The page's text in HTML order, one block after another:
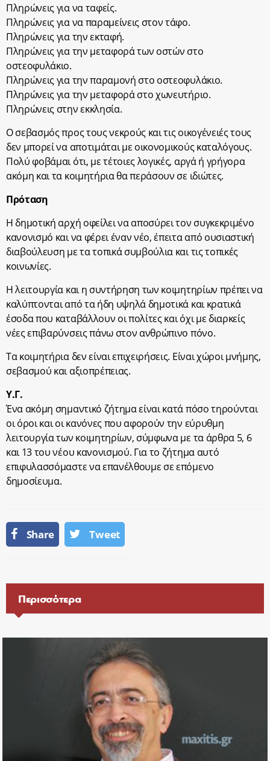
Πληρώνεις για να ταφείς.
Πληρώνεις για να παραμείνεις στον τάφο.
Πληρώνεις για την εκταφή.
Πληρώνεις για την μεταφορά των οστών στο
οστεοφυλάκιο.
Πληρώνεις για την παραμονή στο οστεοφυλάκιο.
Πληρώνεις για την μεταφορά στο χωνευτήριο.
Πληρώνεις στην εκκλησία.
Ο σεβασμός προς τους νεκρούς και τις οικογένειές τους
δεν μπορεί να αποτιμάται με οικονομικούς καταλόγους.
Πολύ φοβάμαι ότι, με τέτοιες λογικές, αργά ή γρήγορα
ακόμη και τα κοιμητήρια θα περάσουν σε ιδιώτες.
Πρόταση
Η δημοτική αρχή οφείλει να αποσύρει τον συγκεκριμένο
κανονισμό και να φέρει έναν νέο, έπειτα από ουσιαστική
διαβούλευση με τα τοπικά συμβούλια και τις τοπικές
κοινωνίες.
Η λειτουργία και η συντήρηση των κοιμητηρίων πρέπει να
καλύπτονται από τα ήδη υψηλά δημοτικά και κρατικά
έσοδα που καταβάλλουν οι πολίτες και όχι με διαρκείς
νέες επιβαρύνσεις πάνω στον ανθρώπινο πόνο.
Τα κοιμητήρια δεν είναι επιχειρήσεις. Είναι χώροι μνήμης,
σεβασμού και αξιοπρέπειας.
Υ.Γ.
Ένα ακόμη σημαντικό ζήτημα είναι κατά πόσο τηρούνται
οι όροι και οι κανόνες που αφορούν την εύρυθμη
λειτουργία των κοιμητηρίων, σύμφωνα με τα άρθρα 5, 6
και 13 του νέου κανονισμού. Για το ζήτημα αυτό
επιφυλασσόμαστε να επανέλθουμε σε επόμενο
δημοσίευμα.
Share Tweet
Περισσότερα